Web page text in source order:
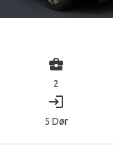
business_center
2
login
5 Dør